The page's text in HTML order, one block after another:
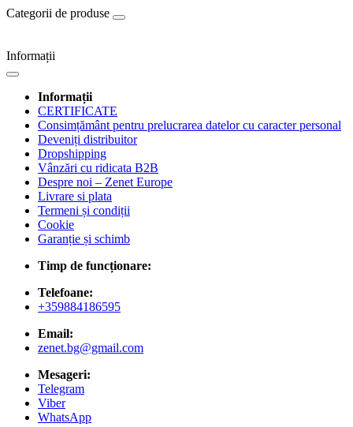
Categorii de produse
Informații
Informații
CERTIFICATE
Consimțământ pentru prelucrarea datelor cu caracter personal
Deveniți distribuitor
Dropshipping
Vânzări cu ridicata B2B
Despre noi – Zenet Europe
Livrare si plata
Termeni și condiții
Cookie
Garanție și schimb
Timp de funcționare:
Telefoane:
+359884186595
Email:
zenet.bg@gmail.com
Mesageri:
Telegram
Viber
WhatsApp